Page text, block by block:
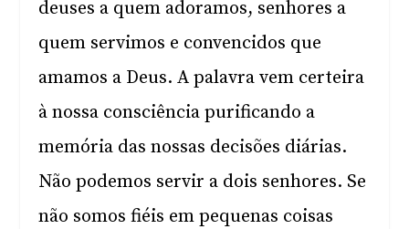
deuses a quem adoramos, senhores a
quem servimos e convencidos que
amamos a Deus. A palavra vem certeira
à nossa consciência purificando a
memória das nossas decisões diárias.
Não podemos servir a dois senhores. Se
não somos fiéis em pequenas coisas